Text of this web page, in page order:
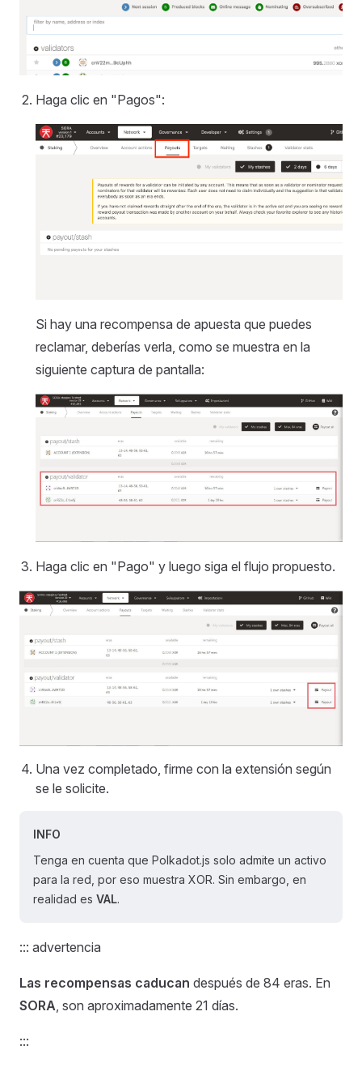
Haga clic en "Pagos":
Si hay una recompensa de apuesta que puedes
reclamar, deberías verla, como se muestra en la
siguiente captura de pantalla:
Haga clic en "Pago" y luego siga el flujo propuesto.
Una vez completado, firme con la extensión según
se le solicite.
INFO
Tenga en cuenta que Polkadot.js solo admite un activo
para la red, por eso muestra XOR. Sin embargo, en
realidad es VAL.
::: advertencia
Las recompensas caducan después de 84 eras. En
SORA, son aproximadamente 21 días.
:::